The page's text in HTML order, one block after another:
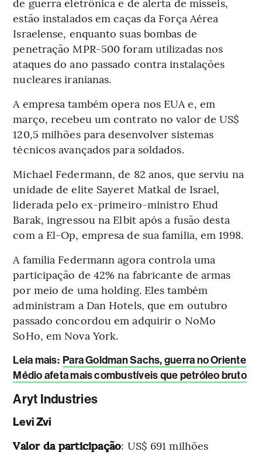
estão instalados em caças da Força Aérea
Israelense, enquanto suas bombas de
penetração MPR-500 foram utilizadas nos
ataques do ano passado contra instalações
nucleares iranianas.
A empresa também opera nos EUA e, em
março, recebeu um contrato no valor de US$
120,5 milhões para desenvolver sistemas
técnicos avançados para soldados.
Michael Federmann, de 82 anos, que serviu na
unidade de elite Sayeret Matkal de Israel,
liderada pelo ex-primeiro-ministro Ehud
Barak, ingressou na Elbit após a fusão desta
com a El-Op, empresa de sua família, em 1998.
A família Federmann agora controla uma
participação de 42% na fabricante de armas
por meio de uma holding. Eles também
administram a Dan Hotels, que em outubro
passado concordou em adquirir o NoMo
SoHo, em Nova York.
Leia mais: Para Goldman Sachs, guerra no Oriente
Médio afeta mais combustíveis que petróleo bruto
Aryt Industries
Levi Zvi
Valor da participação: US$ 691 milhões